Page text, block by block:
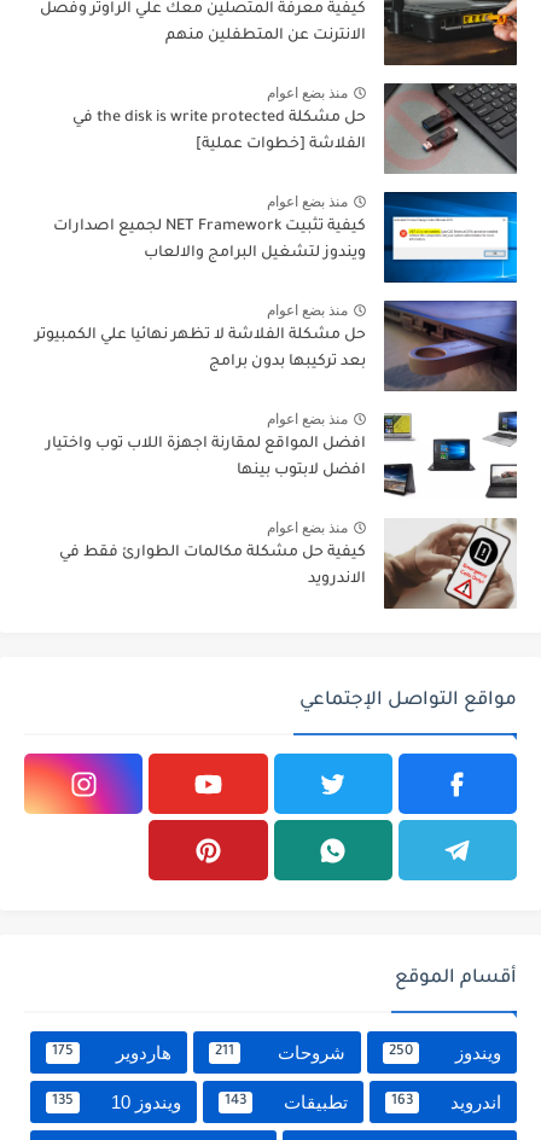
كيفية معرفة المتصلين معك علي الراوتر وفصل
الانترنت عن المتطفلين منهم
منذ بضع اعوام
حل مشكلة the disk is write protected في
الفلاشة [خطوات عملية]
منذ بضع اعوام
كيفية تثبيت NET Framework لجميع اصدارات
ويندوز لتشغيل البرامج والالعاب
منذ بضع اعوام
حل مشكلة الفلاشة لا تظهر نهائيا علي الكمبيوتر
بعد تركيبها بدون برامج
منذ بضع اعوام
افضل المواقع لمقارنة اجهزة اللاب توب واختيار
افضل لابتوب بينها
منذ بضع اعوام
كيفية حل مشكلة مكالمات الطوارئ فقط في
الاندرويد
مواقع التواصل الإجتماعي
أقسام الموقع
ويندوز 250 شروحات 211 هاردوير 175
اندرويد 163 تطبيقات 143 ويندوز 10 135